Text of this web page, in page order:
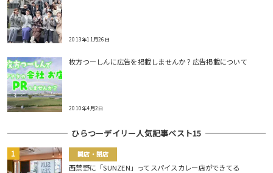
2013年11月26日
枚方つーしんに広告を掲載しませんか？広告掲載について
2010年4月2日
ひらつーデイリー人気記事ベスト15
開店・閉店
西禁野に「SUNZEN」ってスパイスカレー店ができてる